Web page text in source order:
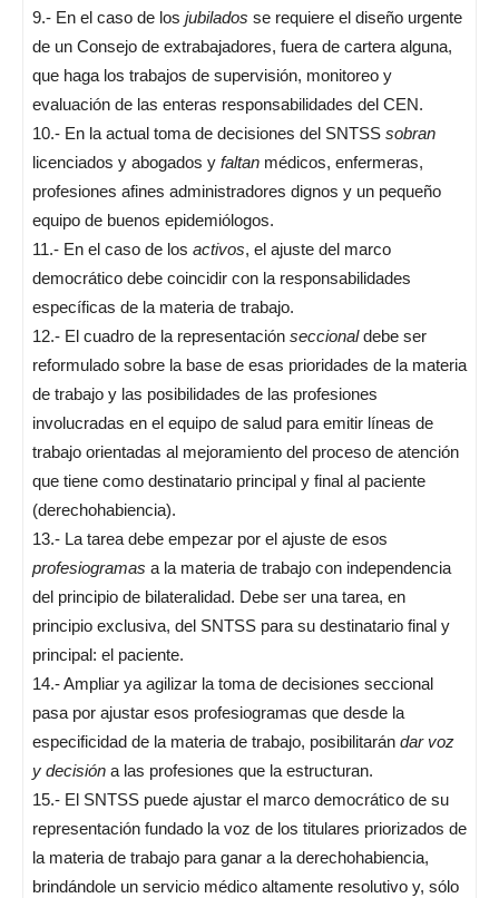
9.- En el caso de los jubilados se requiere el diseño urgente
de un Consejo de extrabajadores, fuera de cartera alguna,
que haga los trabajos de supervisión, monitoreo y
evaluación de las enteras responsabilidades del CEN.
10.- En la actual toma de decisiones del SNTSS sobran
licenciados y abogados y faltan médicos, enfermeras,
profesiones afines administradores dignos y un pequeño
equipo de buenos epidemiólogos.
11.- En el caso de los activos, el ajuste del marco
democrático debe coincidir con la responsabilidades
específicas de la materia de trabajo.
12.- El cuadro de la representación seccionaldebe ser
reformulado sobre la base de esas prioridades de la materia
de trabajo y las posibilidades de las profesiones
involucradas en el equipo de salud para emitir líneas de
trabajo orientadas al mejoramiento del proceso de atención
que tiene como destinatario principal y final al paciente
(derechohabiencia).
13.- La tarea debe empezar por el ajuste de esos
profesiogramas a la materia de trabajo con independencia
del principio de bilateralidad. Debe ser una tarea, en
principio exclusiva, del SNTSS para su destinatario final y
principal: el paciente.
14.- Ampliar ya agilizar la toma de decisiones seccional
pasa por ajustar esos profesiogramas que desde la
especificidad de la materia de trabajo, posibilitarán dar voz
y decisión a las profesiones que la estructuran.
15.- El SNTSS puede ajustar el marco democrático de su
representación fundado la voz de los titulares priorizados de
la materia de trabajo para ganar a la derechohabiencia,
brindándole un servicio médico altamente resolutivo y, sólo